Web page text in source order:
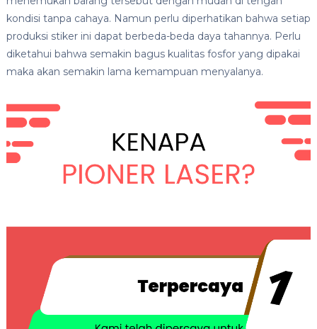
kondisi tanpa cahaya. Namun perlu diperhatikan bahwa setiap
produksi stiker ini dapat berbeda-beda daya tahannya. Perlu
diketahui bahwa semakin bagus kualitas fosfor yang dipakai
maka akan semakin lama kemampuan menyalanya.